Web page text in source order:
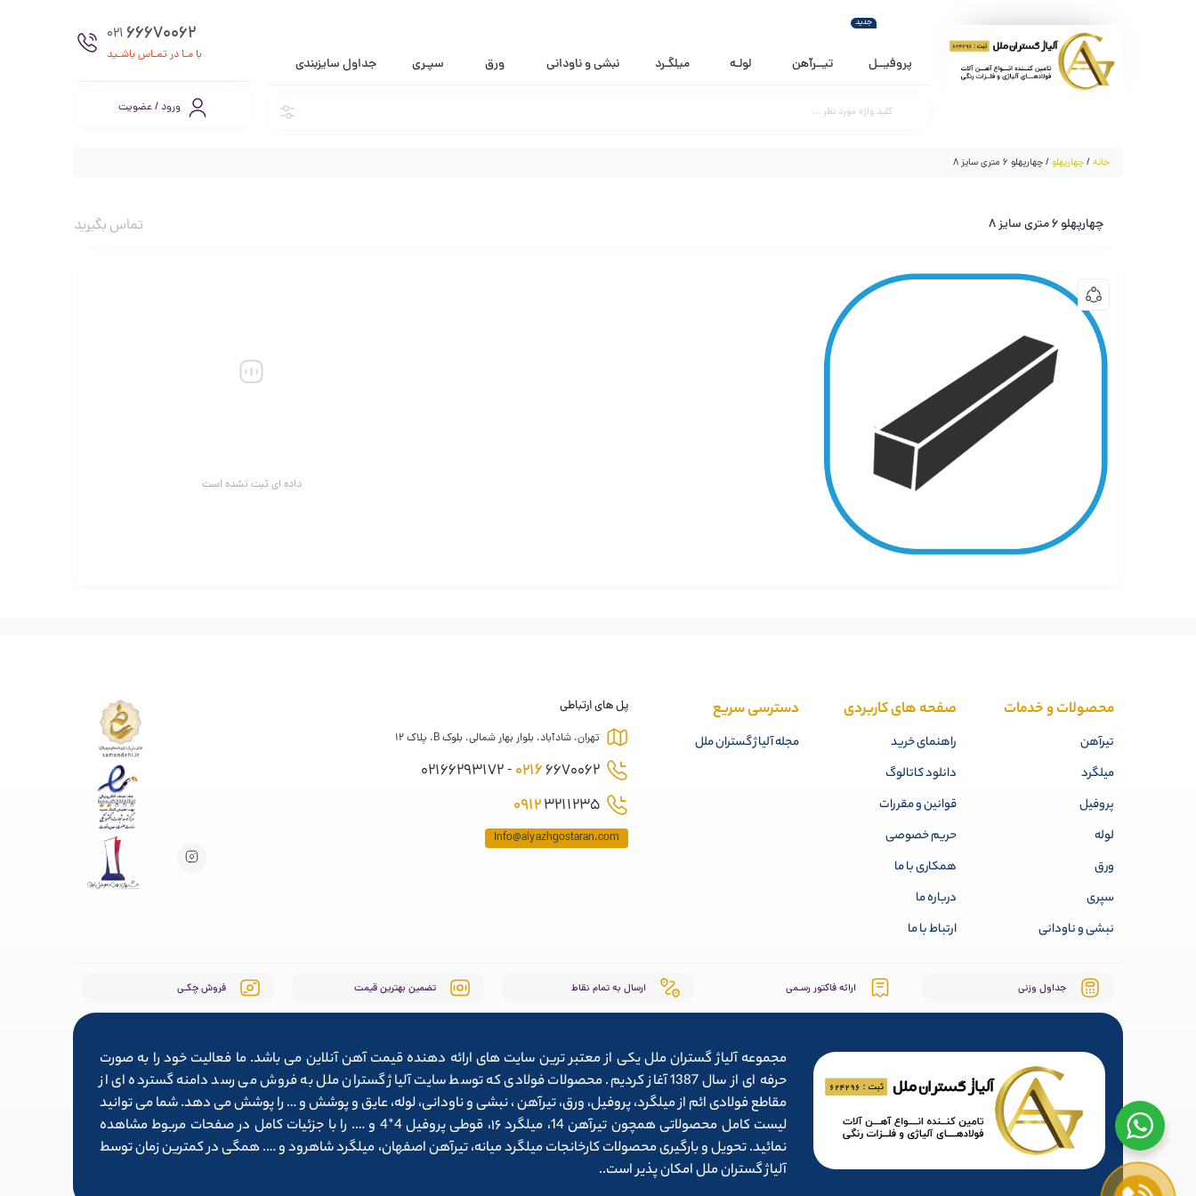
پروفیــل
جدید
تیــرآهن لولـه میلگـرد نبشی و ناودانی ورق سپـری جداول سایزبندی
66670062
021
با مـا در تمـاس باشـید
ورود / عضویت
خانه /چهارپهلو / چهارپهلو 6 متری سایز 8
چهارپهلو 6 متری سایز 8 تماس بگیرید
داده ای ثبت نشده است
محصولات و خدمات
تیرآهن
میلگرد
پروفیل
لوله
ورق
سپری
نبشی و ناودانی
صفحه های کاربردی
راهنمای خرید
دانلود کاتالوگ
قوانین و مقررات
حریم خصوصی
همکاری با ما
درباره ما
ارتباط با ما
دسترسی سریع
مجله آلیاژ گستران ملل
پل های ارتباطی
تهران، شادآباد، بلوار بهار شمالی، بلوک B، پلاک 12
02166670062 - 02166293172
09123211235
Info@alyazhgostaran.com
جداول وزنی ارائه فاکتور رسـمی ارسال به تمام نقاط تضمین بهترین قیمت فروش چکـی
مجموعه آلیاژ گستران ملل یکی از معتبر ترین سایت های ارائه دهنده قیمت آهن آنلاین می باشد. ما فعالیت خود را به صورت
حرفه ای از سال 1387 آغاز کردیم. محصولات فولادی که توسط سایت آلیاژ گستران ملل به فروش می رسد دامنه گسترده ای از
مقاطع فولادی ائم از میلگرد، پروفیل، ورق، تیرآهن ، نبشی و ناودانی، لوله، عایق و پوشش و … را پوشش می دهد. شما می توانید
لیست کامل محصولاتی همچون تیرآهن 14، میلگرد ۱۶، قوطی پروفیل 4*4 و …. را با جزئیات کامل در صفحات مربوط مشاهده
نمائید. تحویل و بارگیری محصولات کارخانجات میلگرد میانه، تیرآهن اصفهان، میلگرد شاهرود و …. همگی در کمترین زمان توسط
آلیاژ گستران ملل امکان پذیر است..